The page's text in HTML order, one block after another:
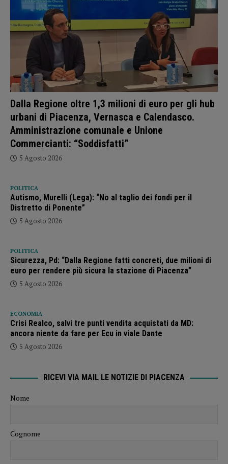
Dalla Regione oltre 1,3 milioni di euro per gli hub
urbani di Piacenza, Vernasca e Calendasco.
Amministrazione comunale e Unione
Commercianti: “Soddisfatti”
5 Agosto 2026
POLITICA
Autismo, Murelli (Lega): “No al taglio dei fondi per il
Distretto di Ponente”
5 Agosto 2026
POLITICA
Sicurezza, Pd: “Dalla Regione fatti concreti, due milioni di
euro per rendere più sicura la stazione di Piacenza”
5 Agosto 2026
ECONOMIA
Crisi Realco, salvi tre punti vendita acquistati da MD:
ancora niente da fare per Ecu in viale Dante
5 Agosto 2026
RICEVI VIA MAIL LE NOTIZIE DI PIACENZA
Nome
Cognome